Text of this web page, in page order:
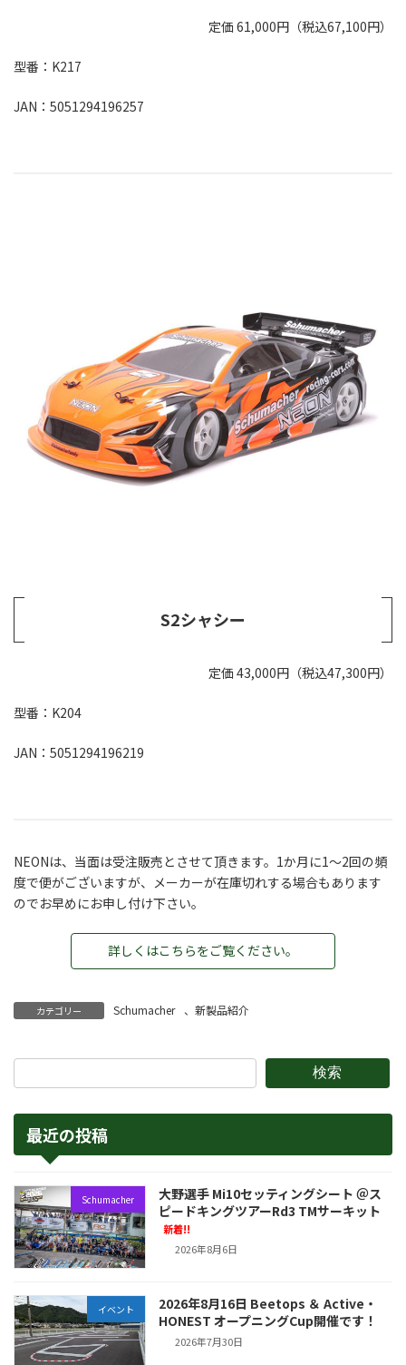
定価 61,000円（税込67,100円）
型番：K217
JAN：5051294196257
S2シャシー
定価 43,000円（税込47,300円）
型番：K204
JAN：5051294196219
NEONは、当面は受注販売とさせて頂きます。1か月に1～2回の頻
度で便がございますが、メーカーが在庫切れする場合もあります
のでお早めにお申し付け下さい。
詳しくはこちらをご覧ください。
カテゴリー Schumacher 、 新製品紹介
検索
最近の投稿
Schumacher
大野選手 Mi10セッティングシート ＠ス
ピードキングツアーRd3 TMサーキット
新着!!
2026年8月6日
イベント
2026年8月16日 Beetops ＆ Active・
HONEST オープニングCup開催です！
2026年7月30日